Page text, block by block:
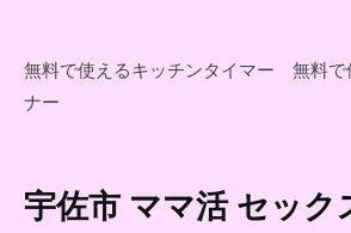
無料で使えるキッチンタイマー
無料で
ナー
コ
宇佐市 ママ活 セック